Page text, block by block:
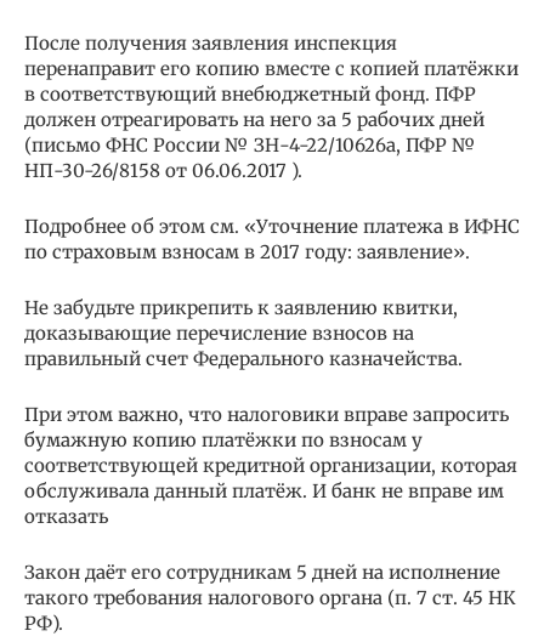
После получения заявления инспекция
перенаправит его копию вместе с копией платёжки
в соответствующий внебюджетный фонд. ПФР
должен отреагировать на него за 5 рабочих дней
(письмо ФНС России № ЗН-4-22/10626а, ПФР №
НП-30-26/8158 от 06.06.2017 ).
Подробнее об этом см. «Уточнение платежа в ИФНС
по страховым взносам в 2017 году: заявление».
Не забудьте прикрепить к заявлению квитки,
доказывающие перечисление взносов на
правильный счет Федерального казначейства.
При этом важно, что налоговики вправе запросить
бумажную копию платёжки по взносам у
соответствующей кредитной организации, которая
обслуживала данный платёж. И банк не вправе им
отказать
Закон даёт его сотрудникам 5 дней на исполнение
такого требования налогового органа (п. 7 ст. 45 НК
РФ).